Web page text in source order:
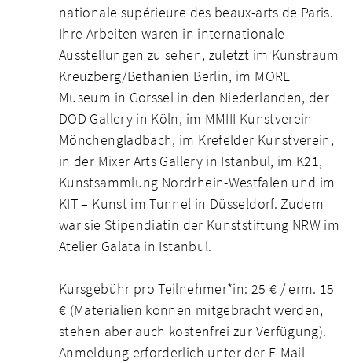
nationale supérieure des beaux-arts de Paris.
Ihre Arbeiten waren in internationale
Ausstellungen zu sehen, zuletzt im Kunstraum
Kreuzberg/Bethanien Berlin, im MORE
Museum in Gorssel in den Niederlanden, der
DOD Gallery in Köln, im MMIII Kunstverein
Mönchengladbach, im Krefelder Kunstverein,
in der Mixer Arts Gallery in Istanbul, im K21,
Kunstsammlung Nordrhein-Westfalen und im
KIT – Kunst im Tunnel in Düsseldorf. Zudem
war sie Stipendiatin der Kunststiftung NRW im
Atelier Galata in Istanbul.
Kursgebühr pro Teilnehmer*in: 25 € / erm. 15
€ (Materialien können mitgebracht werden,
stehen aber auch kostenfrei zur Verfügung).
Anmeldung erforderlich unter der E-Mail